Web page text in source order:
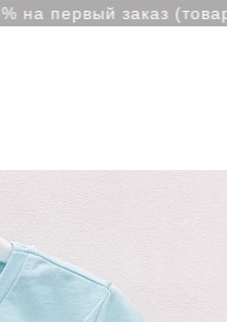
заказ (товар на